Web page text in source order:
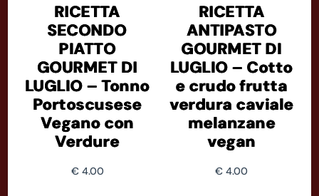
RICETTA
SECONDO
PIATTO
GOURMET DI
LUGLIO – Tonno
Portoscusese
Vegano con
Verdure
€4.00
RICETTA
ANTIPASTO
GOURMET DI
LUGLIO – Cotto
e crudo frutta
verdura caviale
melanzane
vegan
€ 4.00